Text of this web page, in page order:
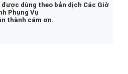
được dùng theo bản dịch Các Giờ
Phụng Vụ
thành cám ơn.